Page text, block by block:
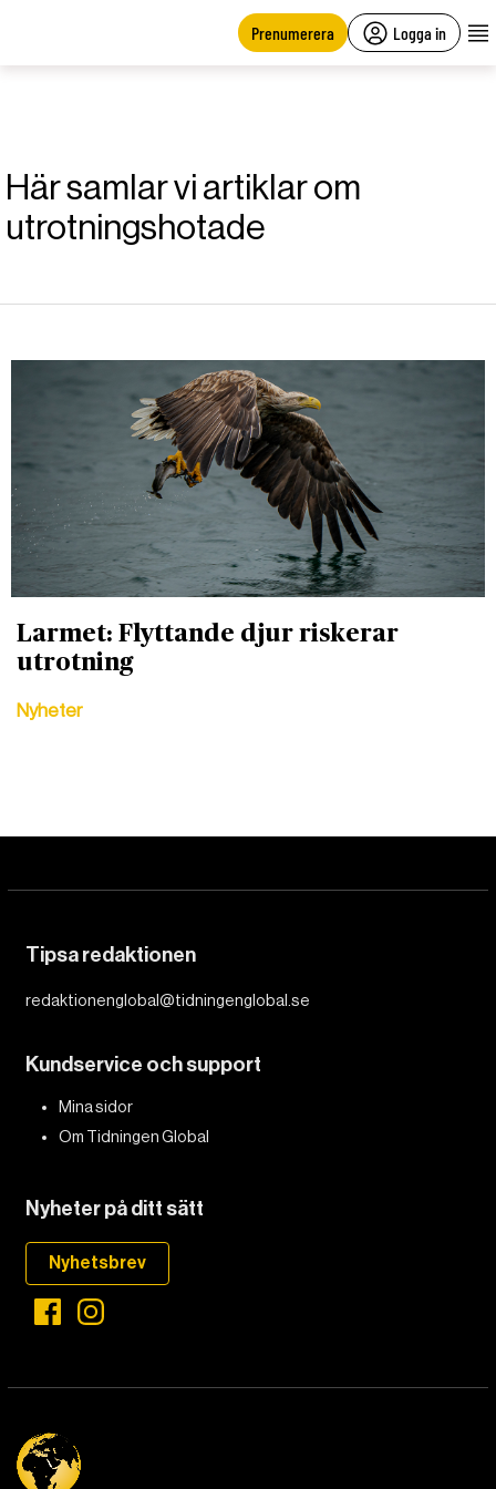
Prenumerera Logga in
Här samlar vi artiklar om
utrotningshotade
Larmet: Flyttande djur riskerar
utrotning
Nyheter
Tipsa redaktionen
redaktionenglobal@tidningenglobal.se
Kundservice och support
Mina sidor
Om Tidningen Global
Nyheter på ditt sätt
Nyhetsbrev